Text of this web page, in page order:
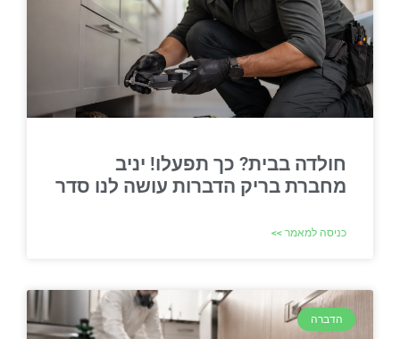
חולדה בבית? כך תפעלו! יניב
מחברת בריק הדברות עושה לנו סדר
כניסה למאמר >>
הדברה